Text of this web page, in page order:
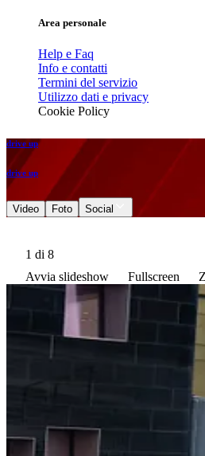
Area personale
Help e Faq
Info e contatti
Termini del servizio
Utilizzo dati e privacy
Cookie Policy
drive up
drive up
Video Foto Social
1 di 8
Avvia slideshow
Fullscreen